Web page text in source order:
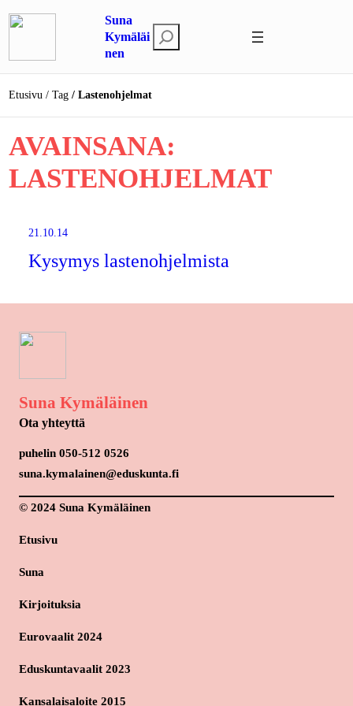
sisältöön
Suna
Kymäläi
nen
t
s
i
Etusivu Tag Lastenohjelmat
AVAINSANA:
LASTENOHJELMAT
21.10.14
Kysymys lastenohjelmista
Suna Kymäläinen
Ota yhteyttä
puhelin 050-512 0526
suna.kymalainen@eduskunta.fi
© 2024 Suna Kymäläinen
Etusivu
Suna
Kirjoituksia
Eurovaalit 2024
Eduskuntavaalit 2023
Kansalaisaloite 2015